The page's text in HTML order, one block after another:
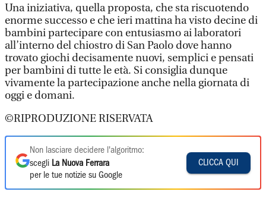
Una iniziativa, quella proposta, che sta riscuotendo
enorme successo e che ieri mattina ha visto decine di
bambini partecipare con entusiasmo ai laboratori
all’interno del chiostro di San Paolo dove hanno
trovato giochi decisamente nuovi, semplici e pensati
per bambini di tutte le età. Si consiglia dunque
vivamente la partecipazione anche nella giornata di
oggi e domani.
©RIPRODUZIONE RISERVATA
Non lasciare decidere l'algoritmo:
scegli La Nuova Ferrara
per le tue notizie su Google
CLICCA QUI